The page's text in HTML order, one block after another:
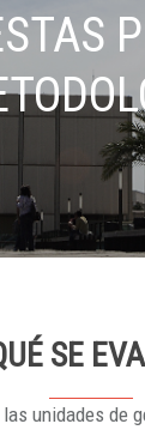
SE
unidades de